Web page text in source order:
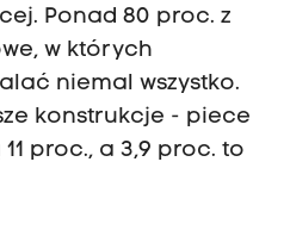
Ponad 80 proc. z
w których
niemal wszystko.
konstrukcje - piece
proc., a 3,9 proc. to